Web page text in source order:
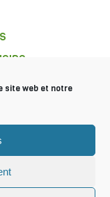
site web et notre
DE